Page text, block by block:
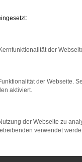
Jakob
D-08223
der
der Webseite.
aktiviert.
der Webseite zu
verwendet